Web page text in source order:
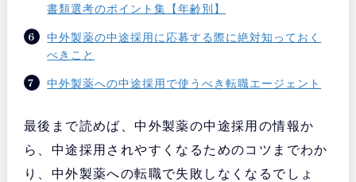
書類選考のポイント集【年齢別】
中外製薬の中途採用に応募する際に絶対知っておく
べきこと
中外製薬への中途採用で使うべき転職エージェント
最後まで読めば、中外製薬の中途採用の情報か
ら、中途採用されやすくなるためのコツまでわか
り、中外製薬への転職で失敗しなくなるでしょ